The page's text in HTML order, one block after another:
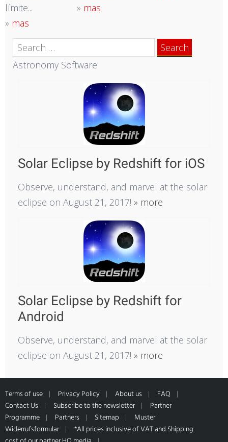
límite...
» mas
» mas
Search
for:
Astronomy Software
Solar Eclipse by Redshift for iOS
Observe, understand, and marvel at the solar
eclipse on August 21, 2017! » more
Solar Eclipse by Redshift for
Android
Observe, understand, and marvel at the solar
eclipse on August 21, 2017! » more
Terms of use Privacy Policy About us
FAQ
Contact Us
Subscribe to the newsletter
Partner
Programme
Partners Sitemap
Muster
Widerrufsformular
*All prices inclusive of VAT and Shipping